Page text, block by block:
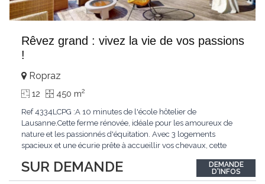
Rêvez grand : vivez la vie de vos passions
!
SUR DEMANDE
Ropraz
12 450 m2
Ref 4334LCPG :A 10 minutes de l'école hôtelier de
Lausanne.Cette ferme rénovée, idéale pour les amoureux de
nature et les passionnés d'équitation. Avec 3 logements
spacieux et une écurie prête à accueillir vos chevaux, cette
authentique et confort moderne. - 3 logements confortables :
duplex 2,5 pièces, duplex 4,5 pièces avec...
DEMANDE
D'INFOS